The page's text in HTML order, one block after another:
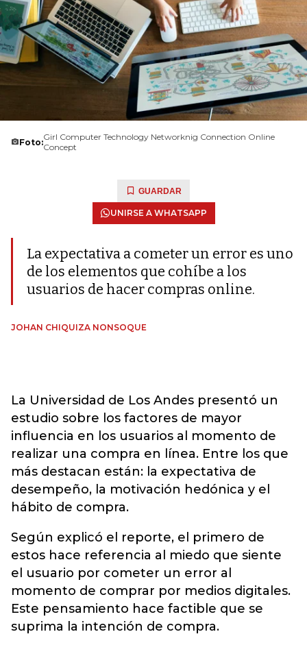
Foto:Girl Computer Technology Networknig Connection Online
Concept
GUARDAR
UNIRSE A WHATSAPP
La expectativa a cometer un error es uno
de los elementos que cohíbe a los
usuarios de hacer compras online.
JOHAN CHIQUIZA NONSOQUE
La Universidad de Los Andes presentó un
estudio sobre los factores de mayor
influencia en los usuarios al momento de
realizar una compra en línea. Entre los que
más destacan están: la expectativa de
desempeño, la motivación hedónica y el
hábito de compra.
Según explicó el reporte, el primero de
estos hace referencia al miedo que siente
el usuario por cometer un error al
momento de comprar por medios digitales.
Este pensamiento hace factible que se
suprima la intención de compra.